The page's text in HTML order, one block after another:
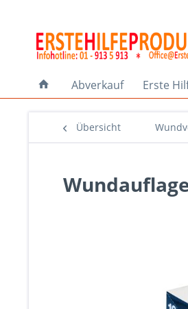
Abverkauf Erste
Übersicht